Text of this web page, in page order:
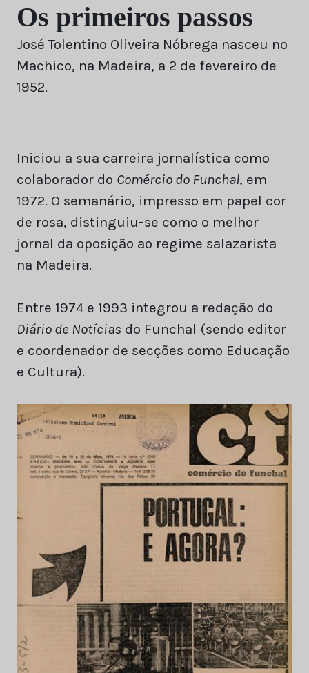
Os primeiros passos
José Tolentino Oliveira Nóbrega nasceu no
Machico, na Madeira, a 2 de fevereiro de
1952.
Iniciou a sua carreira jornalística como
colaborador do Comércio do Funchal, em
1972. O semanário, impresso em papel cor
de rosa, distinguiu-se como o melhor
jornal da oposição ao regime salazarista
na Madeira.
Entre 1974 e 1993 integrou a redação do
Diário de Notícias do Funchal (sendo editor
e coordenador de secções como Educação
e Cultura).